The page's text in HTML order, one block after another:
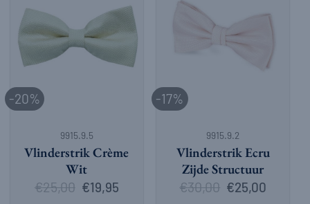
-20%
9915.9.5
Vlinderstrik Crème
Wit
€25,00 Oorspronkelijke
prijs
€19,95Huidige
prijs
-17%
9915.9.2
Vlinderstrik Ecru
Zijde Structuur
€30,00 Oorspronkelijke
prijs
€25,00